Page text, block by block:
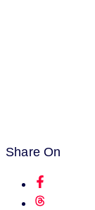
Share On